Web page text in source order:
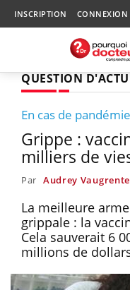
INSCRIPTION CONNEXION
QUESTION D'ACTU
En cas de pandémie
Grippe :
milliers de
Par Audrey Vaugrente
La meilleure
grippale : la
Cela sauverait 6
millions de